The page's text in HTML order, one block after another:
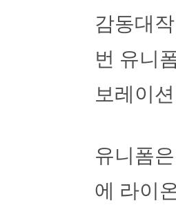
감동대
번 유니
보레이
유니폼
에 라이